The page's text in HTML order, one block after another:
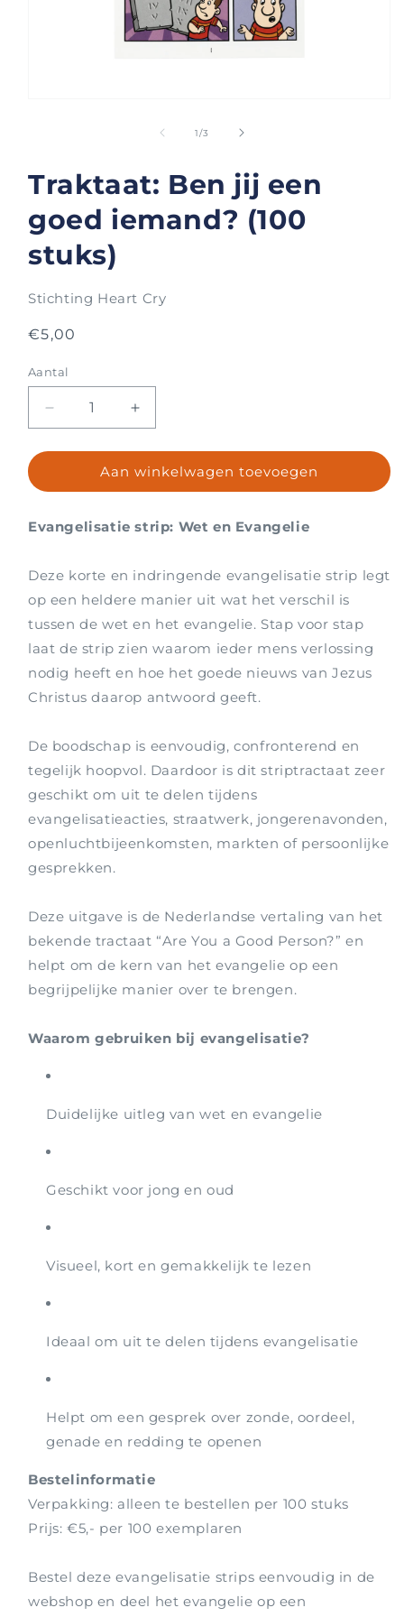
1/van
3
Traktaat: Ben jij een
goed iemand? (100
stuks)
Stichting Heart Cry
Normale
€5,00
Aantal
Aantal
Aantal
verlagen
voor
Traktaat:
Ben
een
iemand?
(100
stuks)
Aantal
verhogen
voor
Traktaat:
Ben
een
iemand?
(100
stuks)
Aan winkelwagen toevoegen
Evangelisatie strip: Wet en Evangelie
Deze korte en indringende evangelisatie strip legt
op een heldere manier uit wat het verschil is
tussen de wet en het evangelie. Stap voor stap
laat de strip zien waarom ieder mens verlossing
nodig heeft en hoe het goede nieuws van Jezus
Christus daarop antwoord geeft.
De boodschap is eenvoudig, confronterend en
tegelijk hoopvol. Daardoor is dit striptractaat zeer
geschikt om uit te delen tijdens
evangelisatieacties, straatwerk, jongerenavonden,
openluchtbijeenkomsten, markten of persoonlijke
gesprekken.
Deze uitgave is de Nederlandse vertaling van het
bekende tractaat “Are You a Good Person?” en
helpt om de kern van het evangelie op een
begrijpelijke manier over te brengen.
Waarom gebruiken bij evangelisatie?
Duidelijke uitleg van wet en evangelie
Geschikt voor jong en oud
Visueel, kort en gemakkelijk te lezen
Ideaal om uit te delen tijdens evangelisatie
Helpt om een gesprek over zonde, oordeel,
genade en redding te openen
Bestelinformatie
Verpakking: alleen te bestellen per 100 stuks
Prijs: €5,- per 100 exemplaren
Bestel deze evangelisatie strips eenvoudig in de
webshop en deel het evangelie op een